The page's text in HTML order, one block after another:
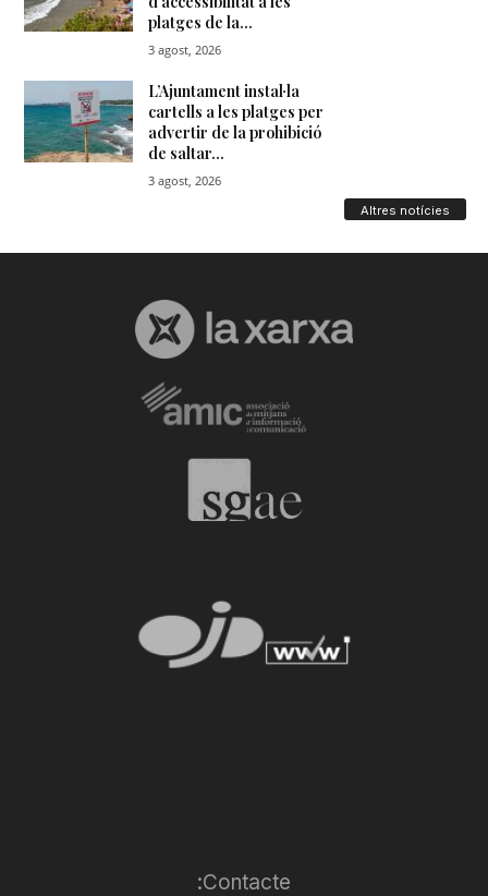
Altres notícies
Contacte: